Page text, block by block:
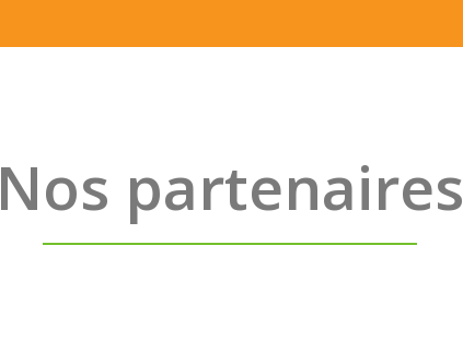
Nos partenaires